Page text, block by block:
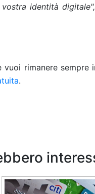
identità digitale",
rimanere sempre
.